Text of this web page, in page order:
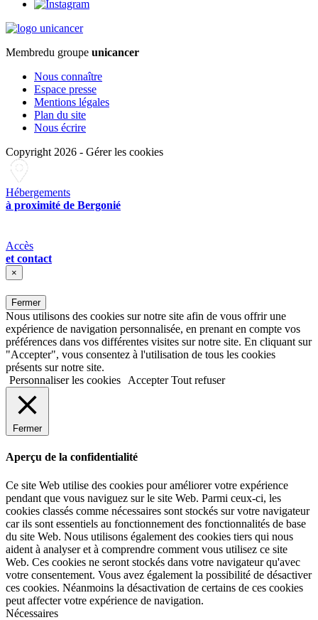
Membredu groupe unicancer
Nous connaître
Espace presse
Mentions légales
Plan du site
Nous écrire
Copyright 2026 - Gérer les cookies
Hébergements
à proximité de Bergonié
Accès
et contact
×
Fermer
Nous utilisons des cookies sur notre site afin de vous offrir une
expérience de navigation personnalisée, en prenant en compte vos
préférences dans vos différentes visites sur notre site. En cliquant sur
"Accepter", vous consentez à l'utilisation de tous les cookies
présents sur notre site.
Personnaliser les cookies
Accepter Tout refuser
Fermer
Aperçu de la confidentialité
Ce site Web utilise des cookies pour améliorer votre expérience
pendant que vous naviguez sur le site Web. Parmi ceux-ci, les
cookies classés comme nécessaires sont stockés sur votre navigateur
car ils sont essentiels au fonctionnement des fonctionnalités de base
du site Web. Nous utilisons également des cookies tiers qui nous
aident à analyser et à comprendre comment vous utilisez ce site
Web. Ces cookies ne seront stockés dans votre navigateur qu'avec
votre consentement. Vous avez également la possibilité de désactiver
ces cookies. Néanmoins la désactivation de certains de ces cookies
peut affecter votre expérience de navigation.
Nécessaires